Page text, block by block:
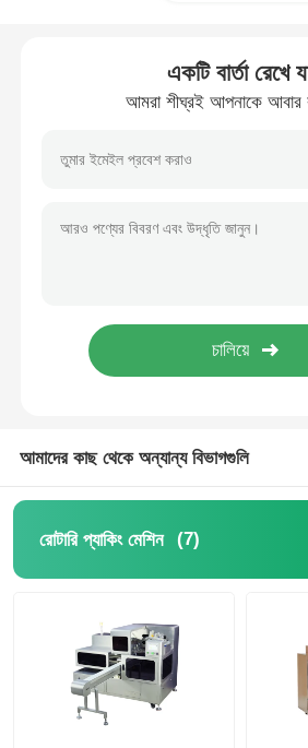
একটি বার্তা রেখে
আমরা শীঘ্রই আপনাকে
আমাদের কাছ থেকে অন্যান্য বিভাগগুলি
রোটারি প্যাকিং মেশিন (7)